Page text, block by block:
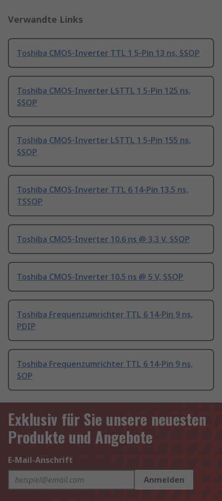
Verwandte Links
Toshiba CMOS-Inverter TTL 1 5-Pin 13 ns, SSOP
Toshiba CMOS-Inverter LSTTL 1 5-Pin 125 ns,
SSOP
Toshiba CMOS-Inverter LSTTL 1 5-Pin 155 ns,
SSOP
Toshiba CMOS-Inverter TTL 6 14-Pin 13.5 ns,
TSSOP
Toshiba CMOS-Inverter 10.6 ns @ 3.3 V, SSOP
Toshiba CMOS-Inverter 10.5 ns @ 5 V, SSOP
Toshiba Frequenzumrichter TTL 6 14-Pin 9 ns,
PDIP
Toshiba Frequenzumrichter TTL 6 14-Pin 9 ns,
SOP
Exklusiv für Sie unsere neuesten
Produkte und Angebote
E-Mail-Anschrift
Anmelden